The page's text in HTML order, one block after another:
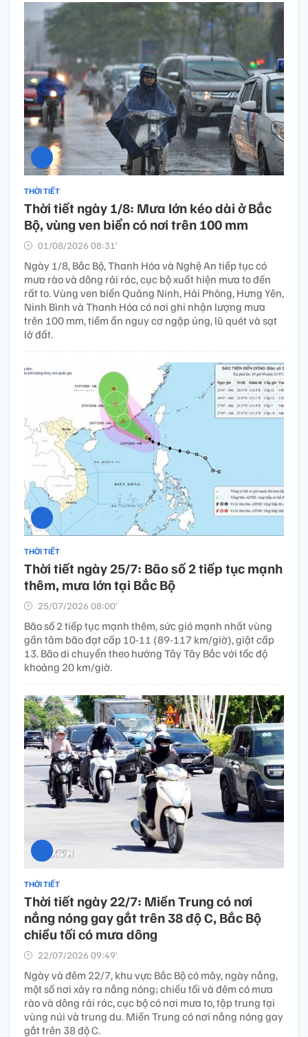
THỜI TIẾT
Thời tiết ngày 1/8: Mưa lớn kéo dài ở Bắc
Bộ, vùng ven biển có nơi trên 100 mm
01/08/2026 08:31’
Ngày 1/8, Bắc Bộ, Thanh Hóa và Nghệ An tiếp tục có
mưa rào và dông rải rác, cục bộ xuất hiện mưa to đến
rất to. Vùng ven biển Quảng Ninh, Hải Phòng, Hưng Yên,
Ninh Bình và Thanh Hóa có nơi ghi nhận lượng mưa
trên 100 mm, tiềm ẩn nguy cơ ngập úng, lũ quét và sạt
lở đất.
THỜI TIẾT
Thời tiết ngày 25/7: Bão số 2 tiếp tục mạnh
thêm, mưa lớn tại Bắc Bộ
25/07/2026 08:00’
Bão số 2 tiếp tục mạnh thêm, sức gió mạnh nhất vùng
gần tâm bão đạt cấp 10-11 (89-117 km/giờ), giật cấp
13. Bão di chuyển theo hướng Tây Tây Bắc với tốc độ
khoảng 20 km/giờ.
THỜI TIẾT
Thời tiết ngày 22/7: Miền Trung có nơi
nắng nóng gay gắt trên 38 độ C, Bắc Bộ
chiều tối có mưa dông
22/07/2026 09:49’
Ngày và đêm 22/7, khu vực Bắc Bộ có mây, ngày nắng,
một số nơi xảy ra nắng nóng; chiều tối và đêm có mưa
rào và dông rải rác, cục bộ có nơi mưa to, tập trung tại
vùng núi và trung du. Miền Trung có nơi nắng nóng gay
gắt trên 38 độ C.